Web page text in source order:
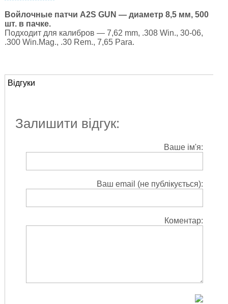
Войлочные патчи A2S GUN — диаметр 8,5 мм, 500
шт. в пачке.
Подходит для калибров — 7,62 mm, .308 Win., 30-06,
.300 Win.Mag., .30 Rem., 7,65 Para.
Відгуки
Залишити відгук:
Ваше ім'я:
Ваш email (не публікується):
Коментар: